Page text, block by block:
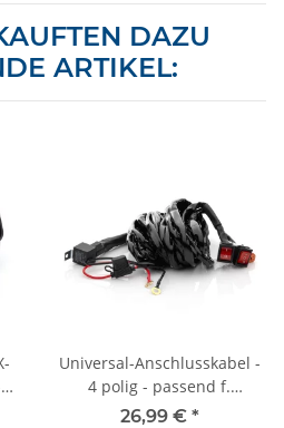
DAZU
ARTIKEL:
Universal-Anschlusskabel -
4 polig - passend f.
DEUTSCH DT - 1 Ausgang
26,99 € *